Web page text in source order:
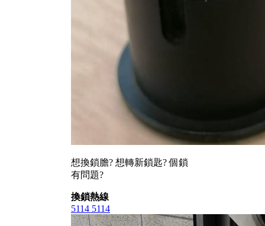
想換鎖膽? 想轉新鎖匙? 個鎖
有問題?
換鎖熱線
5114 5114